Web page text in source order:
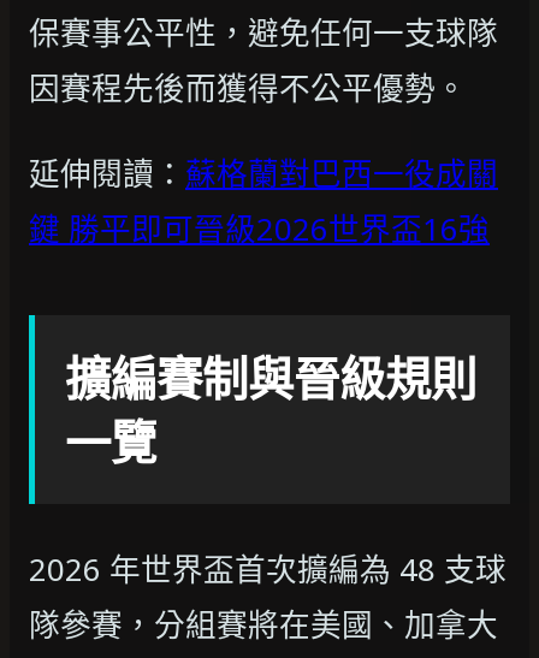
保賽事公平性，避免任何一支球隊
因賽程先後而獲得不公平優勢。
延伸閱讀： 蘇格蘭對巴西一役成關
鍵 勝平即可晉級2026世界盃16強
擴編賽制與晉級規則
一覽
2026 年世界盃首次擴編為 48 支球
隊參賽，分組賽將在美國、加拿大